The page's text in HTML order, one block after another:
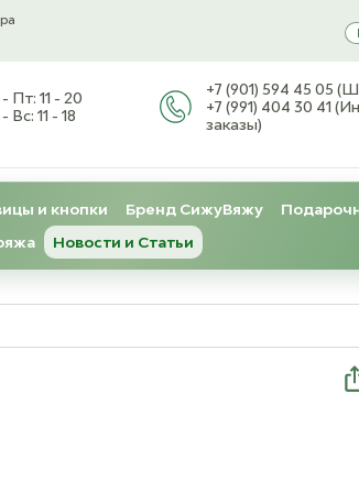
Пт: 11 - 20
Вс: 11 - 18
+7 (901) 594 45 05
+7 (991) 404 30 41
заказы)
и кнопки Бренд СижуВяжу
Новости и Статьи